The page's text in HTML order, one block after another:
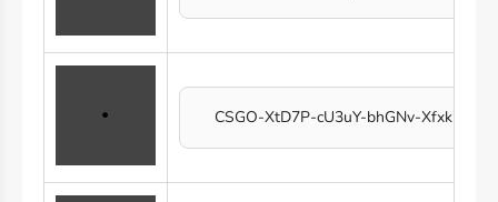
CSGO-XtD7P-cU3uY-bhGNv-XfxkE-